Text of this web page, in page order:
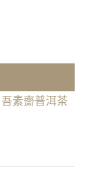
吾素齋普洱茶